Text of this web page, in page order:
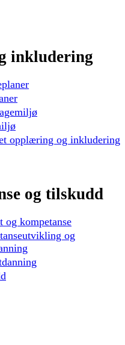
inkludering
opplæring og inkludering
og tilskudd
og kompetanse
og